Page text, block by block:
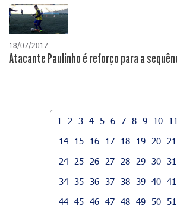
18/07/2017
Atacante Paulinho é reforço para a
1 2 3 4 5 6 7 8 9 10 11
14
15 16 17 18 19 20 21
24
25 26 27 28 29 30 31
34 35 36 37 38 39 40 41
44 45 46 47 48 49 50 51